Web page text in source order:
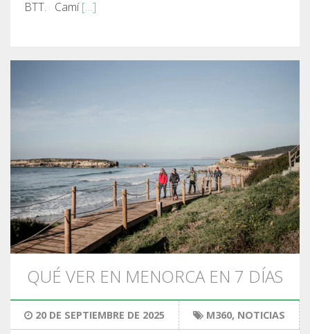
BTT. Camí[…]
QUÉ VER EN MENORCA EN 7 DÍAS
20 DE SEPTIEMBRE DE 2025 M360, NOTICIAS